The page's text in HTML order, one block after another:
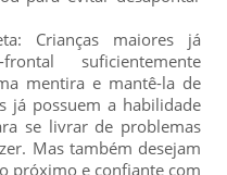
Crianças maiores já
suficientemente
mentira e mantê-la de
já possuem a habilidade
se livrar de problemas
Mas também desejam
próximo e confiante com